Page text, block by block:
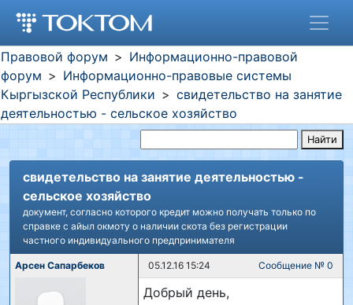
Правовой форум
Информационно-правовой
форум
Информационно-правовые системы
Кыргызской Республики
свидетельство на занятие
деятельностью - сельское хозяйство
Найти
свидетельство на занятие деятельностью -
сельское хозяйство
документ, согласно которого кредит можно получать только по
справке с айыл окмоту о наличии скота без регистрации
частного индивидуального предпринимателя
Арсен Сапарбеков 05.12.16 15:24 Сообщение № 0
Добрый день,